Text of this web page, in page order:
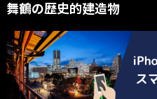
舞鶴の歴史的建造物